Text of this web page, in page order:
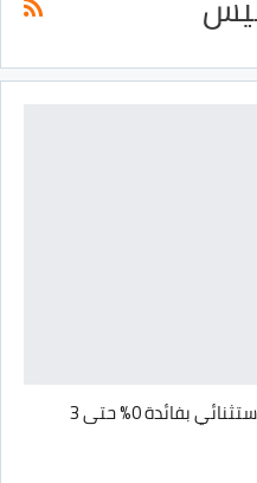
جينيسيس مصر تقدم عرض تمويل استثنائي بفائدة 0% حتى 3